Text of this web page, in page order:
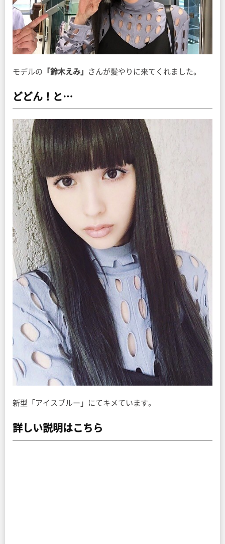
モデルの 「鈴木えみ」 さんが髪やりに来てくれました。
どどん！と…
新型「アイスブルー」にてキメています。
詳しい説明はこちら